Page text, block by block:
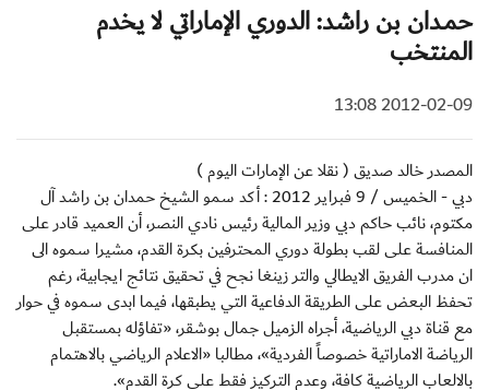
حمـدان بن راشد: الدوري الإماراتي لا يخدم
المنتخب
2012-02-09 13:08
المصدر خالد صديق ( نقلا عن الإمارات اليوم )
دبي - الخميس / 9 فبراير 2012 : أكد سمو الشيخ حمدان بن راشد آل
مكتوم، نائب حاكم دبي وزير المالية رئيس نادي النصر، أن العميد قادر على
المنافسة على لقب بطولة دوري المحترفين بكرة القدم، مشيرا سموه الى
ان مدرب الفريق الايطالي والتر زينغا نجح في تحقيق نتائج ايجابية، رغم
تحفظ البعض على الطريقة الدفاعية التي يطبقها، فيما ابدى سموه في حوار
مع قناة دبي الرياضية، أجراه الزميل جمال بوشقر، «تفاؤله بمستقبل
الرياضة الاماراتية خصوصاً الفردية»، مطالبا «الاعلام الرياضي بالاهتمام
بالالعاب الرياضية كافة، وعدم التركيز فقط على كرة القدم».